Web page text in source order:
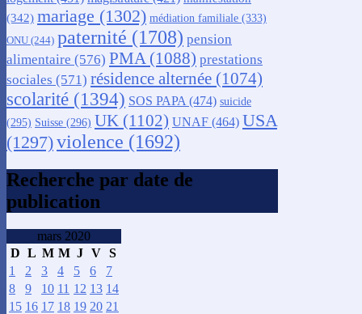
(342) mariage (1302) médiation familiale (333)
ONU (244) paternité (1708) pension
alimentaire (576) PMA(1088) prestations
sociales (571) résidence alternée (1074)
scolarité (1394) SOS PAPA(474) suicide
(295) Suisse (296) UK (1102) UNAF (464) USA
(1297)violence (1692)
Recherche par date de
publication
mars 2020
D L M M J V S
1
2 3 4 5 6
7
8
9 10 11 12 13 14
15 16 17 18 19 20 21